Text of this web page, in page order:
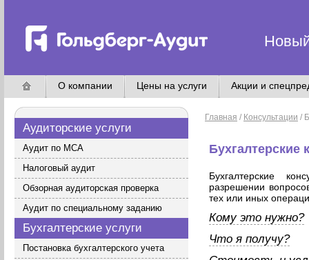
О компании Цены на услуги Акции и
Аудиторские услуги
Аудит по МСА
Налоговый аудит
Обзорная аудиторская проверка
Аудит по специальному заданию
Бухгалтерские услуги
Постановка бухгалтерского учета
Главная / Консультации /
Бухгалтерские
Бухгалтерские
разрешении
тех или иных
Кому это нужно?
Что я получу?